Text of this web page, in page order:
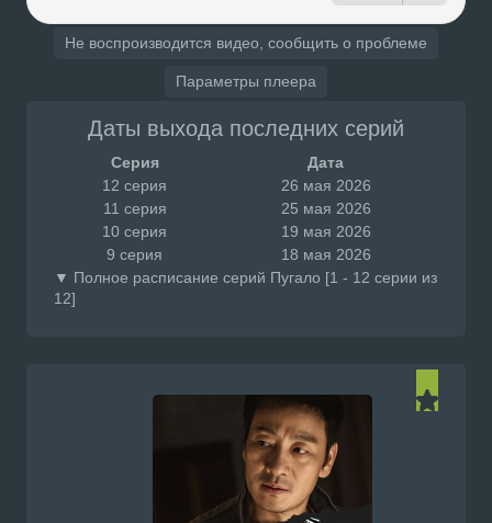
Не воспроизводится видео, сообщить о проблеме
Параметры плеера
Даты выхода последних серий
Серия
Дата
12 серия
26 мая 2026
11 серия
25 мая 2026
10 серия
19 мая 2026
9 серия
18 мая 2026
▼ Полное расписание серий Пугало [1 - 12 серии из
12]